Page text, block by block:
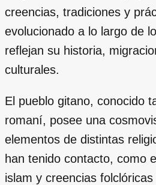
creencias, tradiciones y
evolucionado a lo largo de
reflejan su historia,
culturales.
El pueblo gitano, conocido
romaní, posee una
elementos de distintas
han tenido contacto, como
islam y creencias